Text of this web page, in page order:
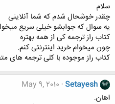
سلام
چقدر خوشحال شدم که شما آنلاینی
یه سوال که جوابشو خیلی سریع
کتاب راز ترجمه کی از همه بهتره
چون میخوام خرید اینترنتی کنم.
کتاب راز موجوده با کلی ترجمه های
Setayesh
May 9, 2010
اهان.